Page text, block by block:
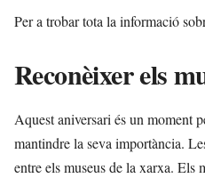
Per a trobar tota la informació
Reconèixer els
Aquest aniversari és un moment
mantindre la seva importància.
entre els museus de la xarxa. Els